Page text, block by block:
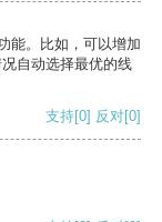
能。比如，可以增加
自动选择最优的线
支持[0] 反对[0]